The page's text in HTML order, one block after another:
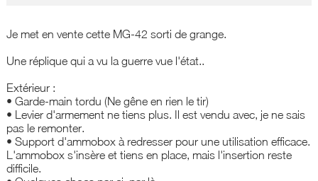
Je met en vente cette MG-42 sorti de grange.
Une réplique qui a vu la guerre vue l'état..
Extérieur :
• Garde-main tordu (Ne gêne en rien le tir)
• Levier d'armement ne tiens plus. Il est vendu avec, je ne sais
pas le remonter.
• Support d'ammobox à redresser pour une utilisation efficace.
L'ammobox s'insère et tiens en place, mais l'insertion reste
difficile.